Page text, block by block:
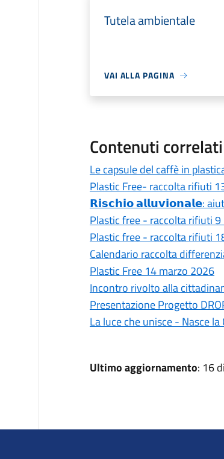
Tutela ambientale
VAI ALLA PAGINA
Contenuti correlati
Le capsule del caffè in
Plastic Free- raccolta rifiuti
𝗥𝗶𝘀𝗰𝗵𝗶𝗼 𝗮𝗹𝗹𝘂𝘃𝗶𝗼𝗻𝗮𝗹𝗲:
Plastic free - raccolta rifiuti
Plastic free - raccolta rifiuti
Calendario raccolta
Plastic Free 14 marzo 2026
Incontro rivolto alla
Presentazione Progetto
La luce che unisce - Nasce
Ultimo aggiornamento: 16